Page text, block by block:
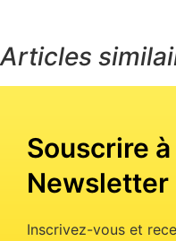
Articles
Souscrire à
Newsletter
Inscrivez-vous et